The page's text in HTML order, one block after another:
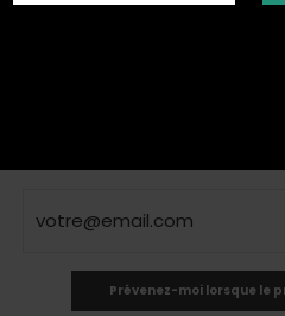
Prévenez-moi lorsque le